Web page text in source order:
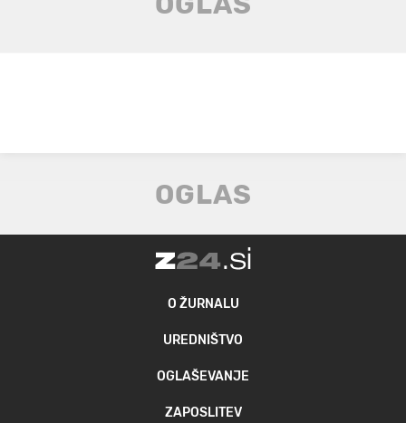
O ŽURNALU
UREDNIŠTVO
OGLAŠEVANJE
ZAPOSLITEV